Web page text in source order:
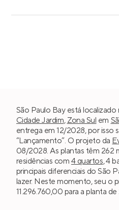
São Paulo Bay está localizado
Cidade Jardim, Zona Sul em
entrega em 12/2028, por isso
“Lançamento”. O projeto da
08/2028. As plantas têm 262
residências com 4 quartos, 4
principais diferenciais do São
lazer. Neste momento, seu o
11.296.760,00 para a planta de